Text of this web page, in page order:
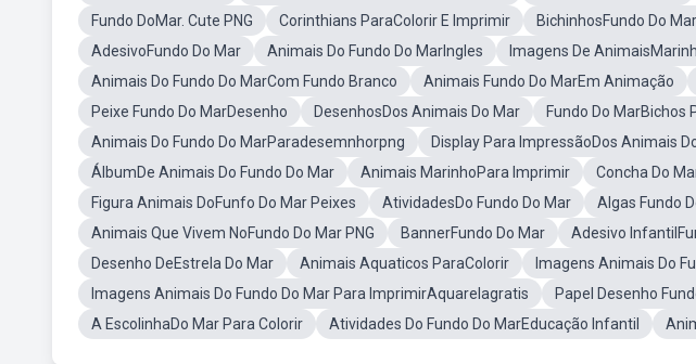
Fundo DoMar. Cute PNG
Corinthians ParaColorir E Imprimir BichinhosFundo Do Mar
AdesivoFundo Do Mar
Animais Do Fundo Do MarIngles
Imagens De
Animais Do Fundo Do MarCom Fundo Branco
Animais Fundo Do MarEm Animação
Peixe Fundo Do MarDesenho
DesenhosDos Animais Do Mar
Fundo Do MarBichos
Animais Do Fundo Do MarParadesemnhorpng
Display Para ImpressãoDos Animais
ÁlbumDe Animais Do Fundo Do Mar
Animais MarinhoPara Imprimir Concha Do
Figura Animais DoFunfo Do Mar Peixes
AtividadesDo Fundo Do Mar
Algas Fundo
Animais Que Vivem NoFundo Do Mar PNG
BannerFundo Do Mar Adesivo
Desenho DeEstrela Do Mar
Animais Aquaticos ParaColorir
Imagens Animais Do
Imagens Animais Do Fundo Do Mar Para ImprimirAquarelagratis
Papel Desenho
A EscolinhaDo Mar Para Colorir
Atividades Do Fundo Do MarEducação Infantil